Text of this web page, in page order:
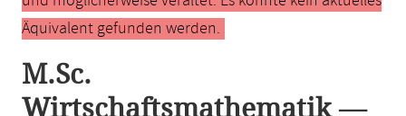
Äquivalent gefunden werden.
M.Sc.
Wirtschaftsmathematik —